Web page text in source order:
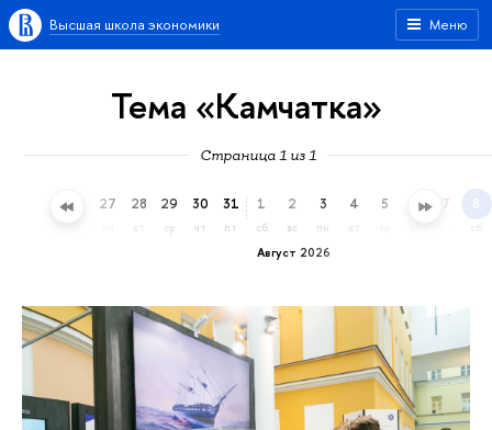
Меню
Высшая школа экономики
Тема «Камчатка»
Страница 1 из 1
26 27 28 29
ср
30
чт
31
пт
Август 2026
1
сб
2
вс
3
пн
4 5 6 7 8
сб